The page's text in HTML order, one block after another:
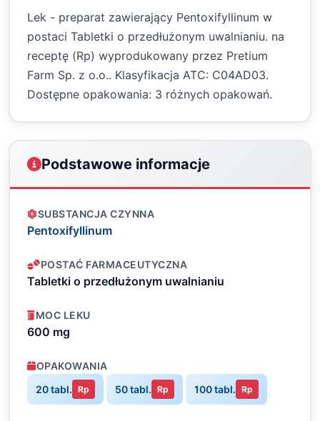
Lek - preparat zawierający Pentoxifyllinum w
postaci Tabletki o przedłużonym uwalnianiu. na
receptę (Rp) wyprodukowany przez Pretium
Farm Sp. z o.o.. Klasyfikacja ATC: C04AD03.
Dostępne opakowania: 3 różnych opakowań.
Podstawowe informacje
SUBSTANCJA CZYNNA
Pentoxifyllinum
POSTAĆ FARMACEUTYCZNA
Tabletki o przedłużonym uwalnianiu
MOC LEKU
600 mg
OPAKOWANIA
20 tabl. Rp 50 tabl. Rp 100 tabl. Rp